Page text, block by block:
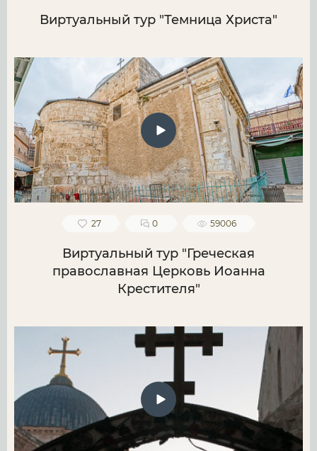
Виртуальный тур "Темница Христа"
27 0 59006
Виртуальный тур "Греческая
православная Церковь Иоанна
Крестителя"